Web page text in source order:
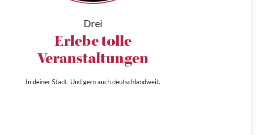
Drei
Erlebe tolle
Veranstaltungen
In deiner Stadt. Und gern auch deutschlandweit.